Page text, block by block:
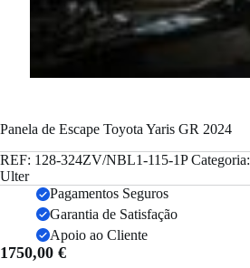
Panela de Escape Toyota Yaris GR 2024
REF: 128-324ZV/NBL1-115-1P Categoria:
Ulter
Pagamentos Seguros
Garantia de Satisfação
Apoio ao Cliente
1750,00 €